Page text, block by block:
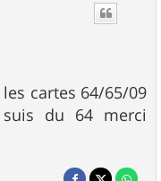
cartes 64/65/09
du 64 merci